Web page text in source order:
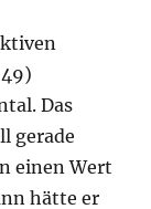
Das
gerade
einen Wert
hätte er